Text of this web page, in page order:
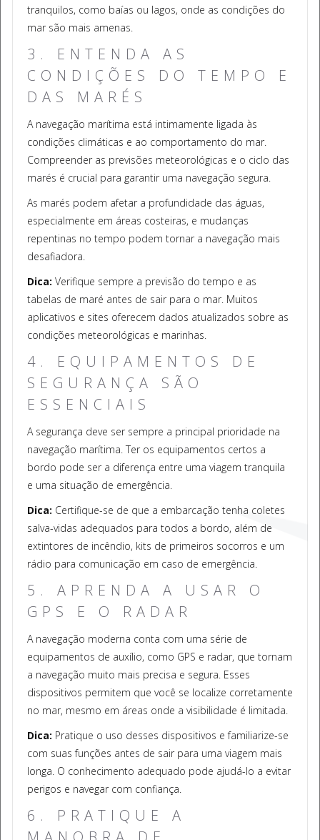
tranquilos, como baías ou lagos, onde as condições do
mar são mais amenas.
3. ENTENDA AS
CONDIÇÕES DO TEMPO E
DAS MARÉS
A navegação marítima está intimamente ligada às
condições climáticas e ao comportamento do mar.
Compreender as previsões meteorológicas e o ciclo das
marés é crucial para garantir uma navegação segura.
As marés podem afetar a profundidade das águas,
especialmente em áreas costeiras, e mudanças
repentinas no tempo podem tornar a navegação mais
desafiadora.
Dica: Verifique sempre a previsão do tempo e as
tabelas de maré antes de sair para o mar. Muitos
aplicativos e sites oferecem dados atualizados sobre as
condições meteorológicas e marinhas.
4. EQUIPAMENTOS DE
SEGURANÇA SÃO
ESSENCIAIS
A segurança deve ser sempre a principal prioridade na
navegação marítima. Ter os equipamentos certos a
bordo pode ser a diferença entre uma viagem tranquila
e uma situação de emergência.
Dica: Certifique-se de que a embarcação tenha coletes
salva-vidas adequados para todos a bordo, além de
extintores de incêndio, kits de primeiros socorros e um
rádio para comunicação em caso de emergência.
5. APRENDA A USAR O
GPS E O RADAR
A navegação moderna conta com uma série de
equipamentos de auxílio, como GPS e radar, que tornam
a navegação muito mais precisa e segura. Esses
dispositivos permitem que você se localize corretamente
no mar, mesmo em áreas onde a visibilidade é limitada.
Dica: Pratique o uso desses dispositivos e familiarize-se
com suas funções antes de sair para uma viagem mais
longa. O conhecimento adequado pode ajudá-lo a evitar
perigos e navegar com confiança.
6. PRATIQUE A